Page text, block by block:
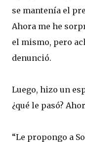
se mantenía el
Ahora me he
el mismo, pero
denunció.
Luego, hizo un
¿qué le pasó?
“Le propongo a